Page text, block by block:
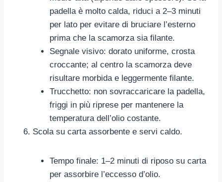
padella è molto calda, riduci a 2–3 minuti
per lato per evitare di bruciare l’esterno
prima che la scamorza sia filante.
Segnale visivo: dorato uniforme, crosta
croccante; al centro la scamorza deve
risultare morbida e leggermente filante.
Trucchetto: non sovraccaricare la padella,
friggi in più riprese per mantenere la
temperatura dell’olio costante.
Scola su carta assorbente e servi caldo.
Tempo finale: 1–2 minuti di riposo su carta
per assorbire l’eccesso d’olio.